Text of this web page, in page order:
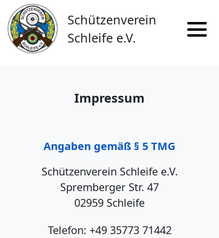
Schützenverein
Schleife e.V.
Impressum
Angaben gemäß § 5 TMG
Schützenverein Schleife e.V.
Spremberger Str. 47
02959 Schleife
Telefon: +49 35773 71442